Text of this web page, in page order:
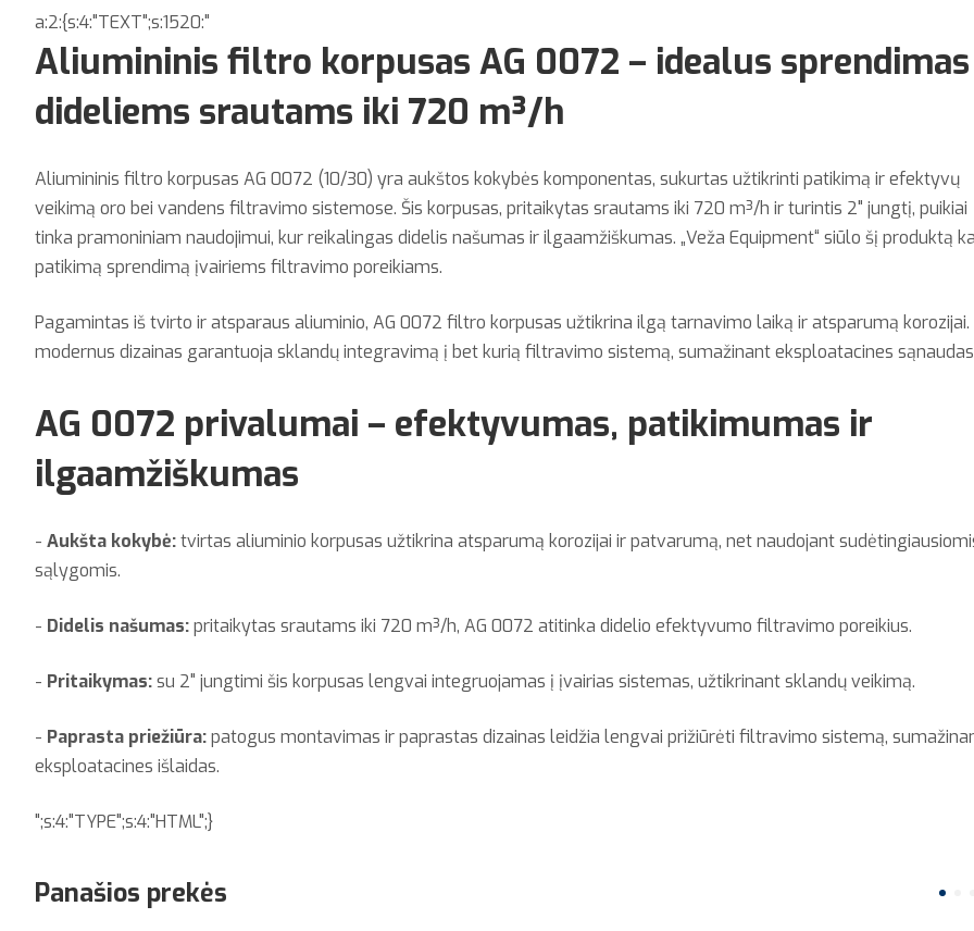
a:2:{s:4:"TEXT";s:1520:"
Aliumininis filtro korpusas AG 0072 – idealus sprendimas
dideliems srautams iki 720 m³/h
Aliumininis filtro korpusas AG 0072 (10/30) yra aukštos kokybės komponentas, sukurtas užtikrinti patikimą ir efektyvų
veikimą oro bei vandens filtravimo sistemose. Šis korpusas, pritaikytas srautams iki 720 m³/h ir turintis 2" jungtį, puikiai
tinka pramoniniam naudojimui, kur reikalingas didelis našumas ir ilgaamžiškumas. „Veža Equipment“ siūlo šį produktą
patikimą sprendimą įvairiems filtravimo poreikiams.
Pagamintas iš tvirto ir atsparaus aliuminio, AG 0072 filtro korpusas užtikrina ilgą tarnavimo laiką ir atsparumą korozijai.
modernus dizainas garantuoja sklandų integravimą į bet kurią filtravimo sistemą, sumažinant eksploatacines
AG 0072 privalumai – efektyvumas, patikimumas ir
ilgaamžiškumas
- Aukšta kokybė:tvirtas aliuminio korpusas užtikrina atsparumą korozijai ir patvarumą, net naudojant
sąlygomis.
- Didelis našumas:pritaikytas srautams iki 720 m³/h, AG 0072 atitinka didelio efektyvumo filtravimo poreikius.
- Pritaikymas:su 2" jungtimi šis korpusas lengvai integruojamas į įvairias sistemas, užtikrinant sklandų veikimą.
- Paprasta priežiūra:patogus montavimas ir paprastas dizainas leidžia lengvai prižiūrėti filtravimo sistemą,
eksploatacines išlaidas.
";s:4:"TYPE";s:4:"HTML";}
Panašios prekės